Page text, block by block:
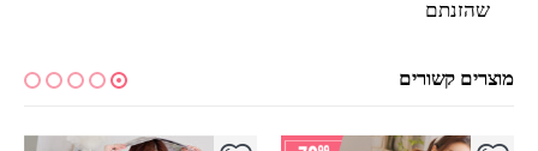
שהזנתם
מוצרים קשורים
למוצר זה יש מספר סוגים. ניתן לבחור את האפשרויות בעמוד המוצר למוצר זה יש מספר סוגים. ניתן לבחור את האפשרויות בעמוד המוצר